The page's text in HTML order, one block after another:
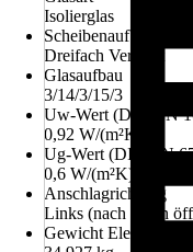
Isolierglas
Scheibenaufbau
Dreifach Verglast
Glasaufbau
3/14/3/15/3
Uw-Wert (DIN EN
0,92 W/(m²K)
Ug-Wert (DIN EN
0,6 W/(m²K)
Anschlagrichtung
Links (nach innen
Gewicht Element